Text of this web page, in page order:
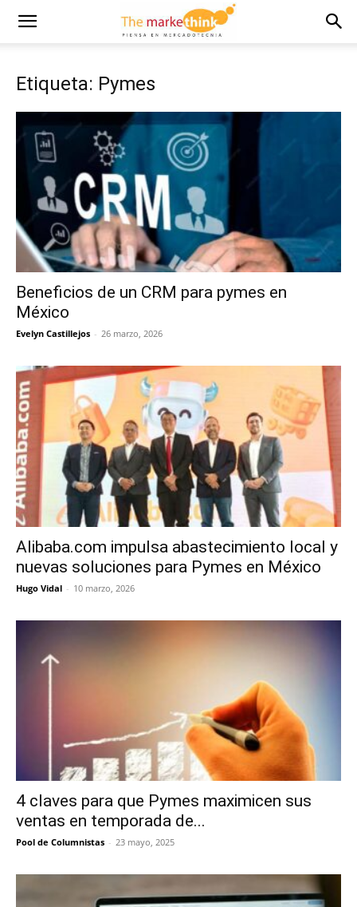
Etiqueta: Pymes
Beneficios de un CRM para pymes en
México
Evelyn Castillejos - 26 marzo, 2026
Alibaba.com impulsa abastecimiento local y
nuevas soluciones para Pymes en México
Hugo Vidal - 10 marzo, 2026
4 claves para que Pymes maximicen sus
ventas en temporada de...
Pool de Columnistas - 23 mayo, 2025